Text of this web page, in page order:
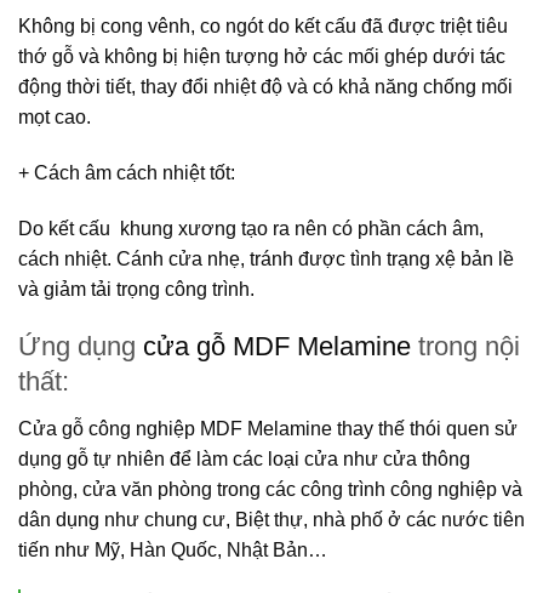
Không bị cong vênh, co ngót do kết cấu đã được triệt tiêu
thớ gỗ và không bị hiện tượng hở các mối ghép dưới tác
động thời tiết, thay đổi nhiệt độ và có khả năng chống mối
mọt cao.
+ Cách âm cách nhiệt tốt:
Do kết cấu khung xương tạo ra nên có phần cách âm,
cách nhiệt. Cánh cửa nhẹ, tránh được tình trạng xệ bản lề
và giảm tải trọng công trình.
Ứng dụng cửa gỗ MDF Melamine trong nội
thất:
Cửa gỗ công nghiệp MDF Melamine thay thế thói quen sử
dụng gỗ tự nhiên để làm các loại cửa như cửa thông
phòng, cửa văn phòng trong các công trình công nghiệp và
dân dụng như chung cư, Biệt thự, nhà phố ở các nước tiên
tiến như Mỹ, Hàn Quốc, Nhật Bản…